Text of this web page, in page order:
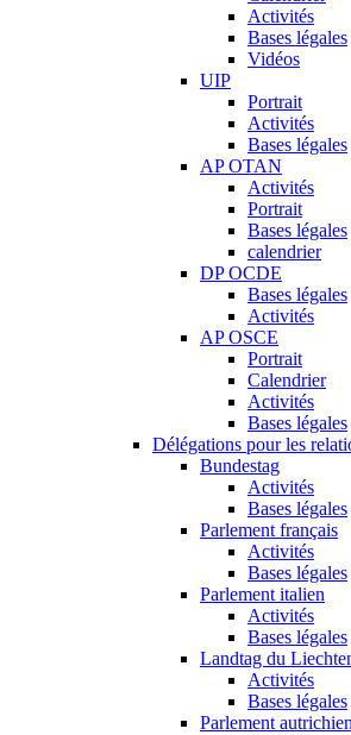
Activités
Bases légales
Vidéos
UIP
Portrait
Activités
Bases légales
AP OTAN
Activités
Portrait
Bases légales
calendrier
DP OCDE
Bases légales
Activités
AP OSCE
Portrait
Calendrier
Activités
Bases légales
Délégations pour les
Bundestag
Activités
Bases légales
Parlement français
Activités
Bases légales
Parlement italien
Activités
Bases légales
Landtag du
Activités
Bases légales
Parlement